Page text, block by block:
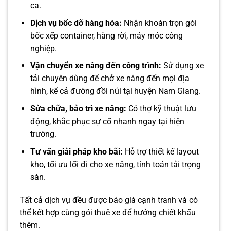
ca.
Dịch vụ bốc dỡ hàng hóa: Nhận khoán trọn gói
bốc xếp container, hàng rời, máy móc công
nghiệp.
Vận chuyển xe nâng đến công trình: Sử dụng xe
tải chuyên dùng để chở xe nâng đến mọi địa
hình, kể cả đường đồi núi tại huyện Nam Giang.
Sửa chữa, bảo trì xe nâng: Có thợ kỹ thuật lưu
động, khắc phục sự cố nhanh ngay tại hiện
trường.
Tư vấn giải pháp kho bãi: Hỗ trợ thiết kế layout
kho, tối ưu lối đi cho xe nâng, tính toán tải trọng
sàn.
Tất cả dịch vụ đều được báo giá cạnh tranh và có
thể kết hợp cùng gói thuê xe để hưởng chiết khấu
thêm.